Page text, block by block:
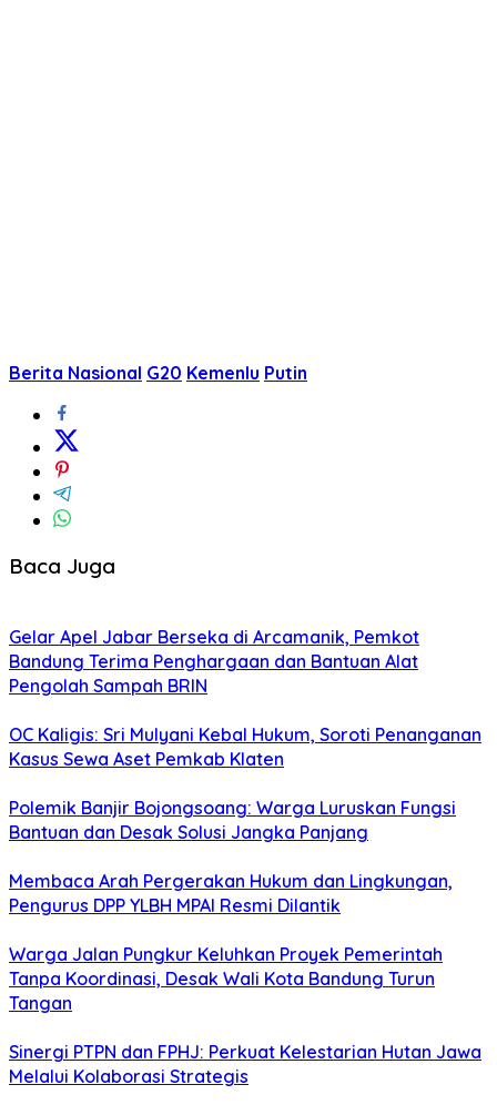
Berita Nasional G20 Kemenlu Putin
Baca Juga
Gelar Apel Jabar Berseka di Arcamanik, Pemkot
Bandung Terima Penghargaan dan Bantuan Alat
Pengolah Sampah BRIN
OC Kaligis: Sri Mulyani Kebal Hukum, Soroti Penanganan
Kasus Sewa Aset Pemkab Klaten
Polemik Banjir Bojongsoang: Warga Luruskan Fungsi
Bantuan dan Desak Solusi Jangka Panjang
Membaca Arah Pergerakan Hukum dan Lingkungan,
Pengurus DPP YLBH MPAI Resmi Dilantik
Warga Jalan Pungkur Keluhkan Proyek Pemerintah
Tanpa Koordinasi, Desak Wali Kota Bandung Turun
Tangan
Sinergi PTPN dan FPHJ: Perkuat Kelestarian Hutan Jawa
Melalui Kolaborasi Strategis